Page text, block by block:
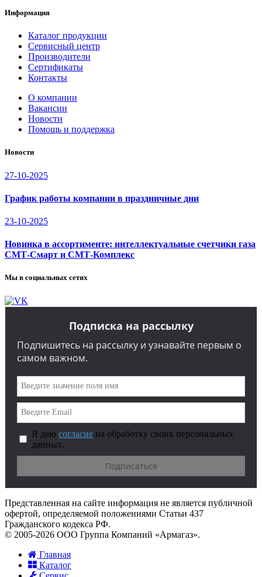
Информация
Каталог продукции
Сервисный центр
Производители
Сертификаты
Контакты
О компании
Вакансии
Новости
Помощь и поддержка
Новости
27-10-2025
График работы компании в праздничные дни
23-10-2025
Новинка в ассортименте: интеллектуальные счетчики газа
СМТ-Смарт и СМТ-Комплекс
Мы в социальных сетях
Подписка на рассылку
Подпишитесь на рассылку и узнавайте первым о
самом важном.
Я даю согласие на обработку своих персональных
данных.
Представленная на сайте информация не является публичной
офертой, определяемой положениями Статьи 437
Гражданского кодекса РФ.
© 2005-2026 ООО Группа Компаний «Армагаз».
Главная
Каталог